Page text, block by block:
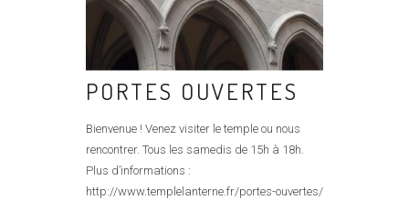
PORTES OUVERTES
Bienvenue ! Venez visiter le temple ou nous
rencontrer. Tous les samedis de 15h à 18h.
Plus d’informations :
http://www.templelanterne.fr/portes-ouvertes/